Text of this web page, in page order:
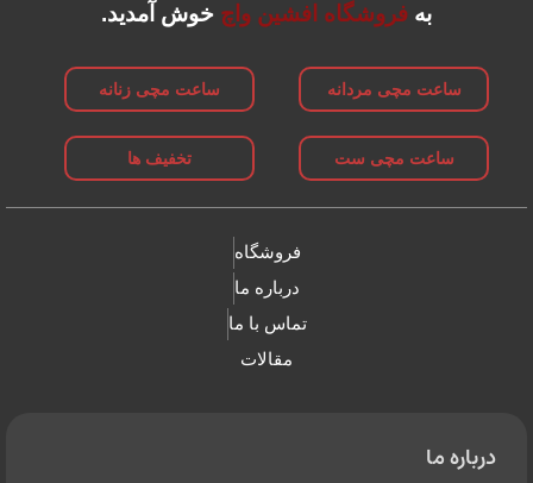
به فروشگاه افشین واچ خوش آمدید.
ساعت مچی مردانه ساعت مچی زنانه
ساعت مچی ست تخفیف ها
فروشگاه
درباره ما
تماس با ما
مقالات
درباره ما